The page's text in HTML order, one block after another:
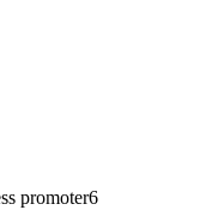
promoter6